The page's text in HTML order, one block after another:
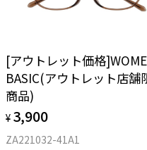
確認するには？
めに、定期的な視
。
＞
入して、
びいただくと、実店舗で
標準セットレンズ）へ無
[アウトレット価格
BASIC(アウトレット店舗
商品)
¥ 3,900
ZA221032-41A1